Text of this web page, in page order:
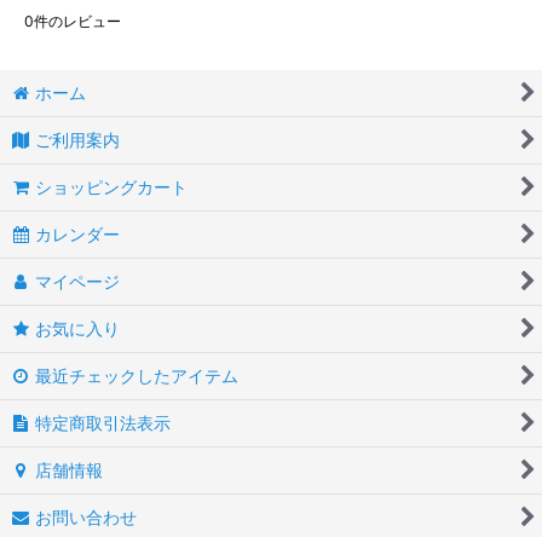
0件のレビュー
ホーム
ご利用案内
ショッピングカート
カレンダー
マイページ
お気に入り
最近チェックしたアイテム
特定商取引法表示
店舗情報
お問い合わせ